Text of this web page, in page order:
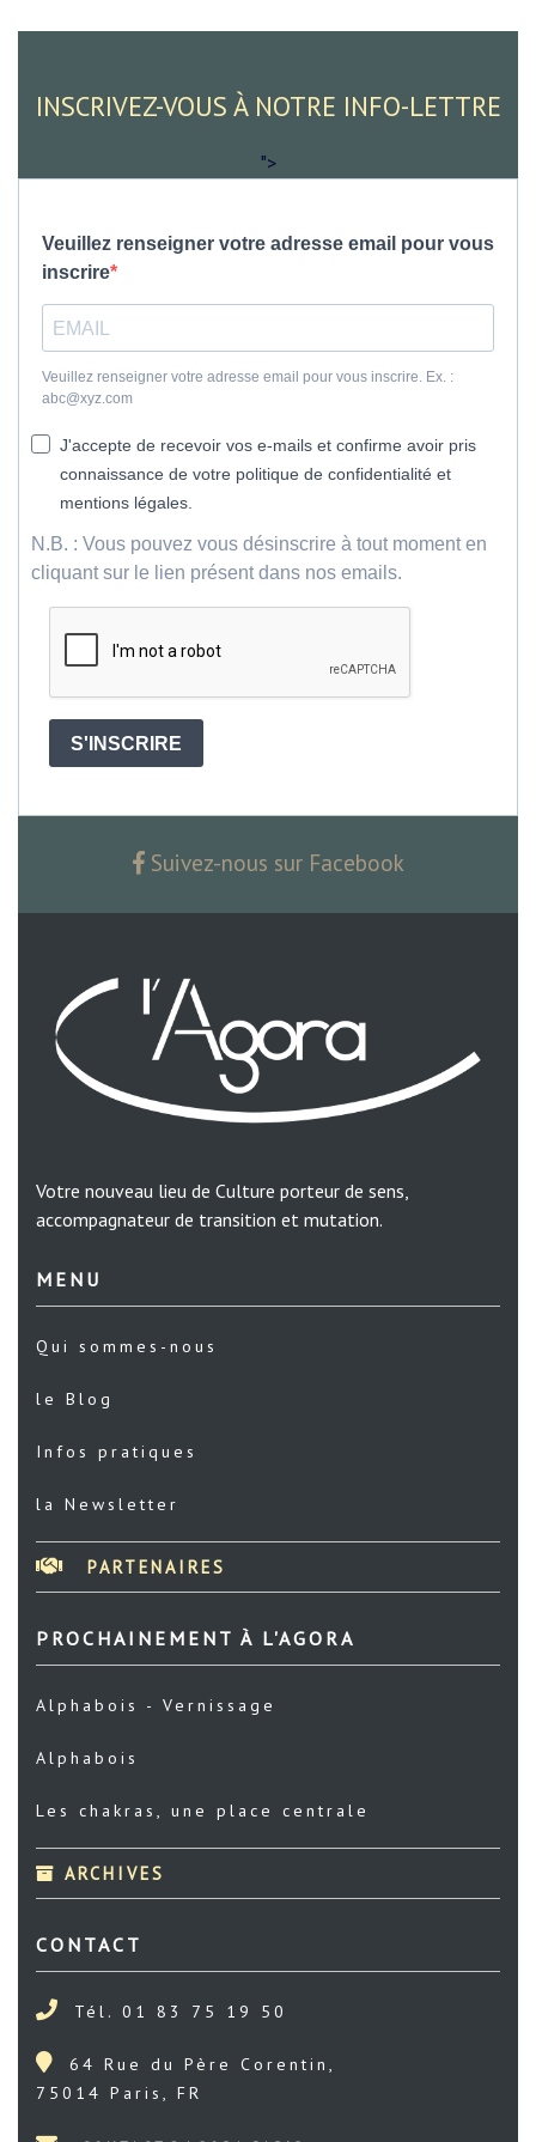
INSCRIVEZ-VOUS À NOTRE INFO-LETTRE
">
Veuillez renseigner votre adresse email pour vous
inscrire
Veuillez renseigner votre adresse email pour vous inscrire. Ex. :
abc@xyz.com
J'accepte de recevoir vos e-mails et confirme avoir pris
connaissance de votre politique de confidentialité et
mentions légales.
N.B. : Vous pouvez vous désinscrire à tout moment en
cliquant sur le lien présent dans nos emails.
S'INSCRIRE
Suivez-nous sur Facebook
Votre nouveau lieu de Culture porteur de sens,
accompagnateur de transition et mutation.
MENU
Qui sommes-nous
le Blog
Infos pratiques
la Newsletter
PARTENAIRES
PROCHAINEMENT À L'AGORA
Alphabois - Vernissage
Alphabois
Les chakras, une place centrale
ARCHIVES
CONTACT
Tél. 01 83 75 19 50
64 Rue du Père Corentin,
75014 Paris, FR